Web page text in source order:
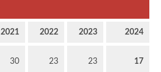
2021 2022 2023 2024
30 23 23 17